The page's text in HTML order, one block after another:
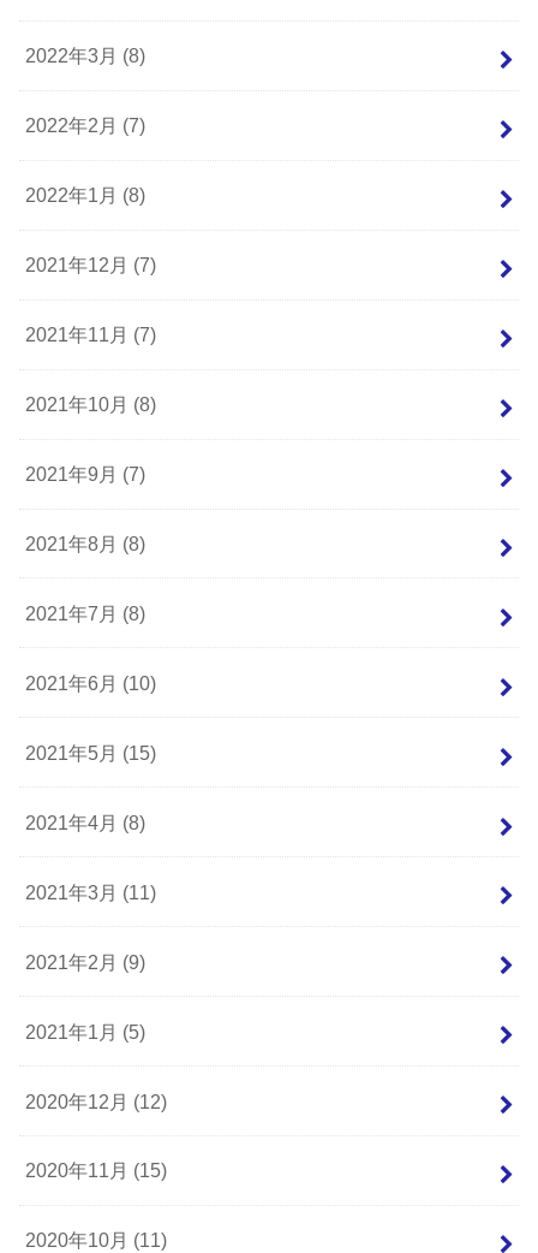
2022年3月 (8)
2022年2月 (7)
2022年1月 (8)
2021年12月 (7)
2021年11月 (7)
2021年10月 (8)
2021年9月 (7)
2021年8月 (8)
2021年7月 (8)
2021年6月 (10)
2021年5月 (15)
2021年4月 (8)
2021年3月 (11)
2021年2月 (9)
2021年1月 (5)
2020年12月 (12)
2020年11月 (15)
2020年10月 (11)